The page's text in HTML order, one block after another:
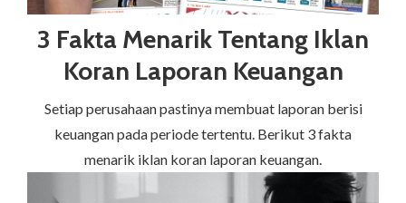
3 Fakta Menarik Tentang Iklan
Koran Laporan Keuangan
Setiap perusahaan pastinya membuat laporan berisi
keuangan pada periode tertentu. Berikut 3 fakta
menarik iklan koran laporan keuangan.